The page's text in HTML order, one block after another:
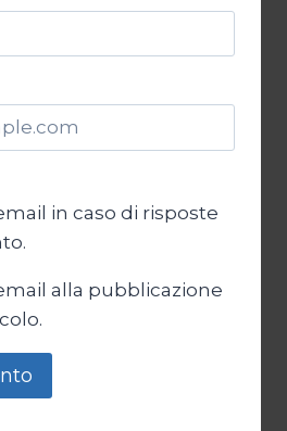
in caso di risposte
alla pubblicazione